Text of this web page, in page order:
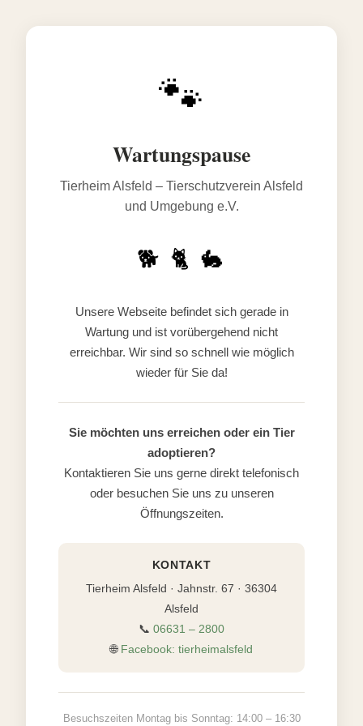
🐾
Wartungspause
Tierheim Alsfeld – Tierschutzverein Alsfeld
und Umgebung e.V.
🐕 🐈 🐇
Unsere Webseite befindet sich gerade in
Wartung und ist vorübergehend nicht
erreichbar. Wir sind so schnell wie möglich
wieder für Sie da!
Sie möchten uns erreichen oder ein Tier
adoptieren?
Kontaktieren Sie uns gerne direkt telefonisch
oder besuchen Sie uns zu unseren
Öffnungszeiten.
KONTAKT
Tierheim Alsfeld · Jahnstr. 67 · 36304
Alsfeld
📞 06631 – 2800
🌐 Facebook: tierheimalsfeld
Besuchszeiten Montag bis Sonntag: 14:00 – 16:30